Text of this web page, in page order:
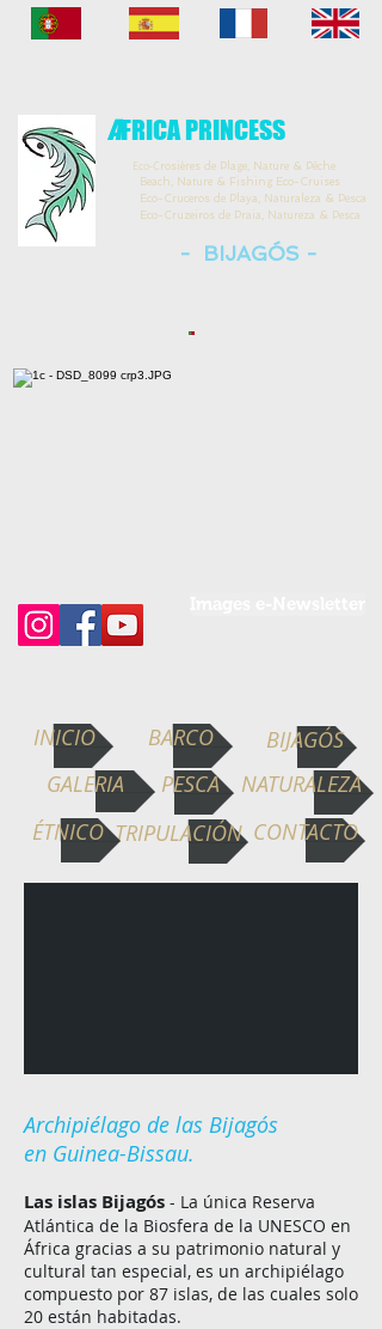
AFRICA PRINCESS
Eco-C rosières de Plage, Nature & Pêche
Beach, Nature & Fishing Eco-Cruises
Eco-Cruceros de Playa, Naturaleza & Pesca
Eco-Cruzeiros de Praia, Natureza & Pesca
- BIJAGÓS -
INICIO BARCO
BIJAGÓS
NATURALEZA
PESCA
GALERIA
CONTACTO
TRIPULACIÓN
ÉTNICO
Archipiélago de las Bijagós
en Guinea-Bissau.
Las islas Bijagós - La única Reserva
Atlántica de la Biosfera de la UNESCO en
África gracias a su patrimonio natural y
cultural tan especial, es un archipiélago
compuesto por 87 islas, de las cuales solo
20 están habitadas.